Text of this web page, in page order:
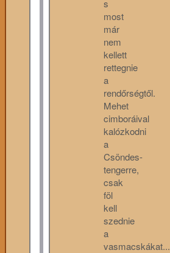
s
most
már
nem
kellett
rettegnie
a
rendőrségtől.
Mehet
cimboráival
kalózkodni
a
Csöndes-
tengerre,
csak
föl
kell
szednie
a
vasmacskákat...